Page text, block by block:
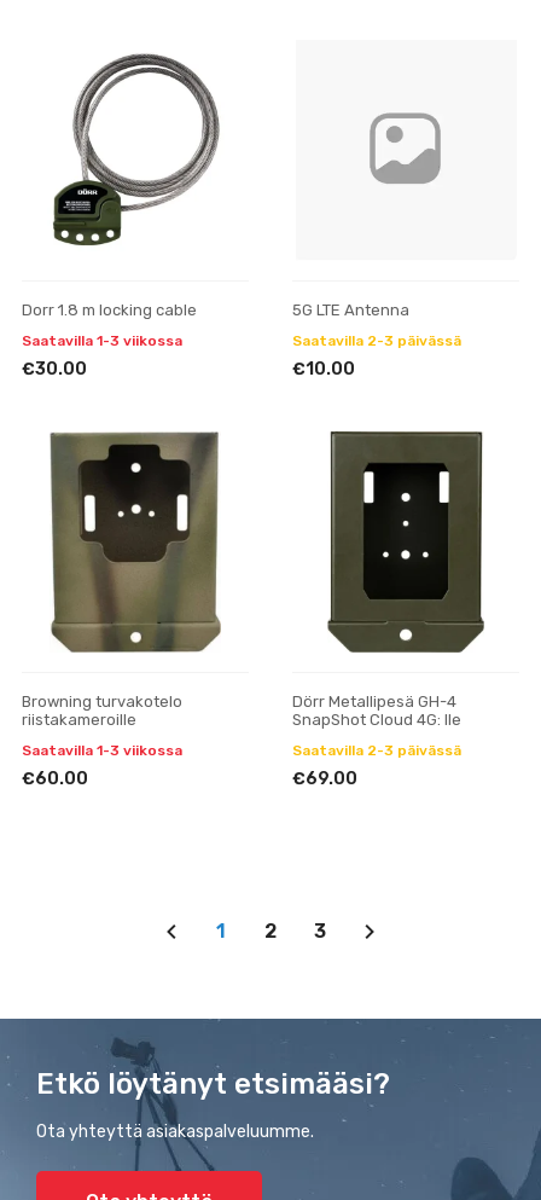
Dorr 1.8 m locking cable
Saatavilla 1-3 viikossa
€30.00
5G LTE Antenna
Saatavilla 2-3 päivässä
€10.00
Browning turvakotelo
riistakameroille
Saatavilla 1-3 viikossa
€60.00
Dörr Metallipesä GH-4
SnapShot Cloud 4G: lle
Saatavilla 2-3 päivässä
€69.00
1 2 3
Etkö löytänyt etsimääsi?
Ota yhteyttä asiakaspalveluumme.